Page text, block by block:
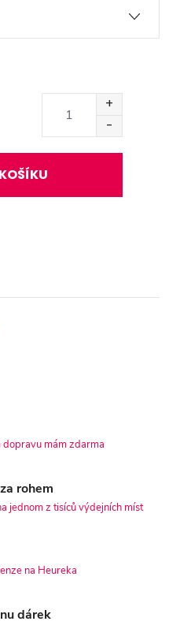
mám zdarma
rohem
jednom z tisíců výdejních míst
na Heureka
dárek